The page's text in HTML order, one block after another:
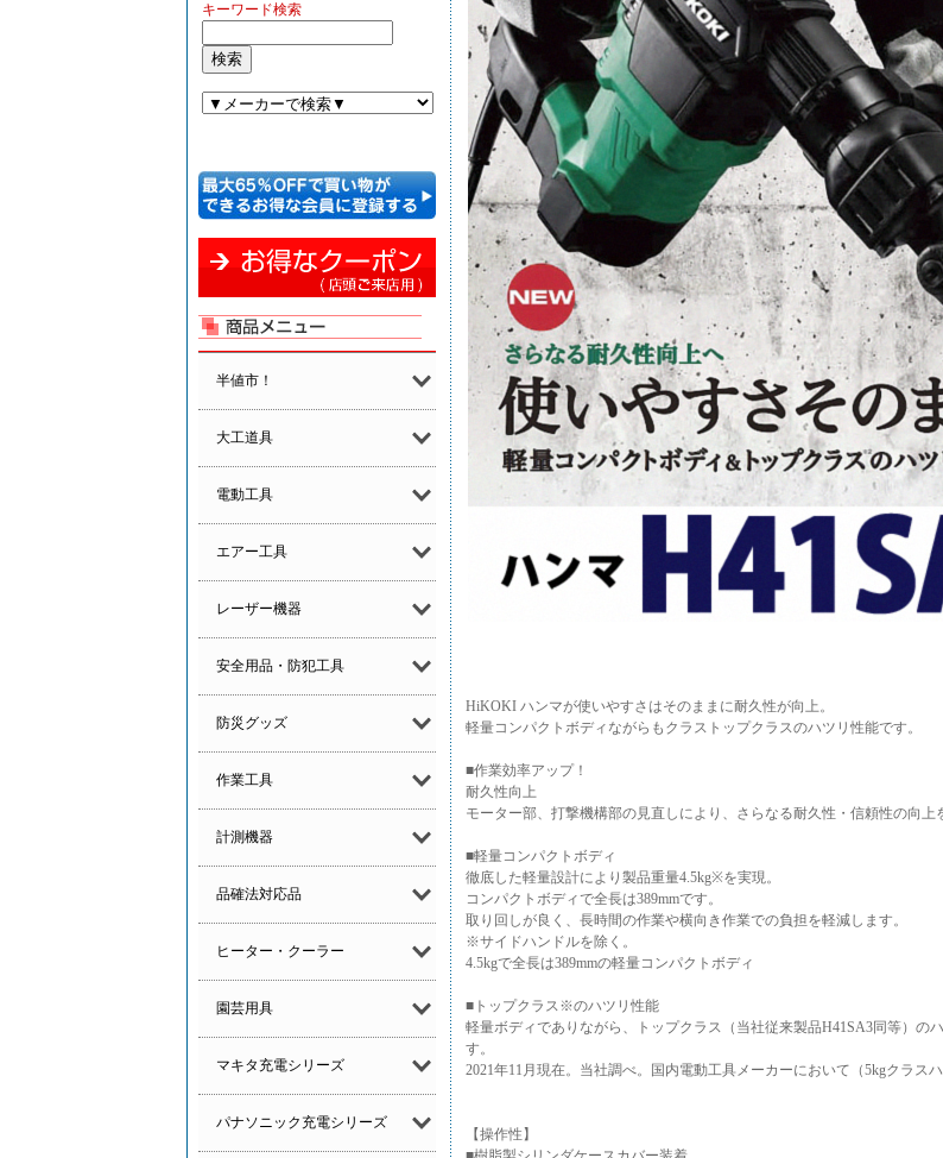
キーワード検索
半値市！
大工道具
電動工具
エアー工具
レーザー機器
安全用品・防犯工具
防災グッズ
作業工具
計測機器
品確法対応品
ヒーター・クーラー
園芸用具
マキタ充電シリーズ
パナソニック充電シリーズ
HiKOKI ハンマが使いやすさはそのままに耐久性が向上。
軽量コンパクトボディながらもクラストップクラスのハツリ性能です。
■作業効率アップ！
耐久性向上
モーター部、打撃機構部の見直しにより、さらなる耐久性・信頼性の向上
■軽量コンパクトボディ
徹底した軽量設計により製品重量4.5kg※を実現。
コンパクトボディで全長は389mmです。
取り回しが良く、長時間の作業や横向き作業での負担を軽減します。
※サイドハンドルを除く。
4.5kgで全長は389mmの軽量コンパクトボディ
■トップクラス※のハツリ性能
軽量ボディでありながら、トップクラス（当社従来製品H41SA3同等）の
す。
2021年11月現在。当社調べ。国内電動工具メーカーにおいて（5kgクラスハ
【操作性】